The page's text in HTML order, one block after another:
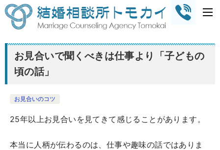
お見合いで聞くべきは仕事より「子どもの
頃の話」
お見合いのコツ
25年以上お見合いを見てきて感じることがあります。
本当に人柄が伝わるのは、仕事や趣味の話ではありま